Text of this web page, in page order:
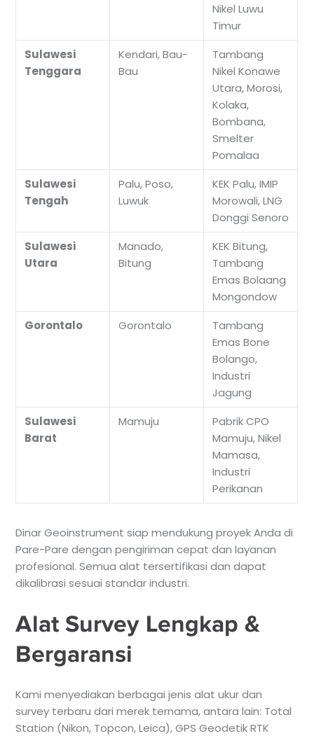
Nikel Luwu
Timur
Sulawesi
Tenggara
Kendari, Bau-
Bau
Tambang
Nikel Konawe
Utara, Morosi,
Kolaka,
Bombana,
Smelter
Pomalaa
Sulawesi
Tengah
Palu, Poso,
Luwuk
KEK Palu, IMIP
Morowali, LNG
Donggi Senoro
Sulawesi
Utara
Manado,
Bitung
KEK Bitung,
Tambang
Emas Bolaang
Mongondow
Gorontalo
Gorontalo
Tambang
Emas Bone
Bolango,
Industri
Jagung
Sulawesi
Barat
Mamuju
Pabrik CPO
Mamuju, Nikel
Mamasa,
Industri
Perikanan
Dinar Geoinstrument siap mendukung proyek Anda di
Pare-Pare dengan pengiriman cepat dan layanan
profesional. Semua alat tersertifikasi dan dapat
dikalibrasi sesuai standar industri.
Alat Survey Lengkap &
Bergaransi
Kami menyediakan berbagai jenis alat ukur dan
survey terbaru dari merek ternama, antara lain: Total
Station (Nikon, Topcon, Leica), GPS Geodetik RTK